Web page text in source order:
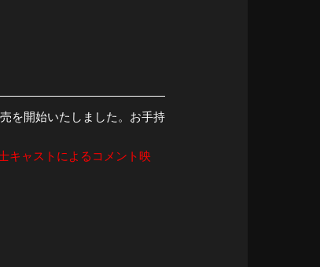
を開始いたしました。お手持
キャストによるコメント映